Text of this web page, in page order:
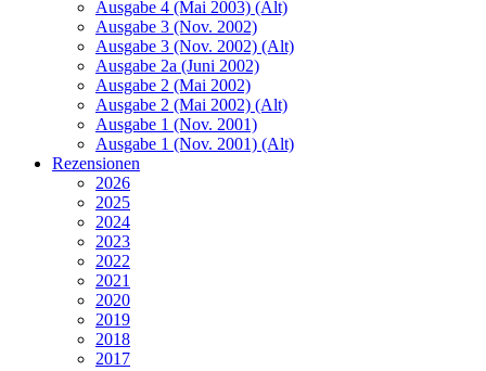
Ausgabe 4 (Mai 2003) (Alt)
Ausgabe 3 (Nov. 2002)
Ausgabe 3 (Nov. 2002) (Alt)
Ausgabe 2a (Juni 2002)
Ausgabe 2 (Mai 2002)
Ausgabe 2 (Mai 2002) (Alt)
Ausgabe 1 (Nov. 2001)
Ausgabe 1 (Nov. 2001) (Alt)
Rezensionen
2026
2025
2024
2023
2022
2021
2020
2019
2018
2017